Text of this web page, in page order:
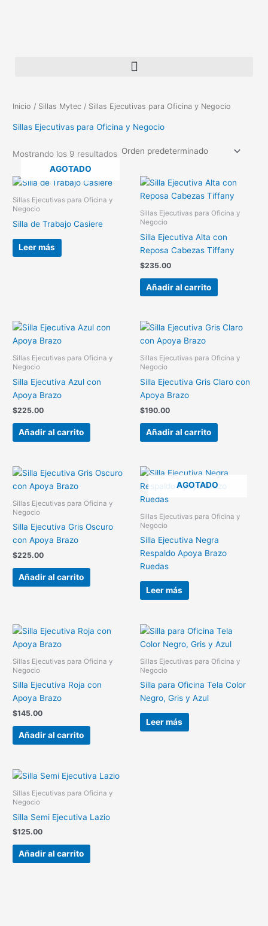
Inicio / Sillas Mytec / Sillas Ejecutivas para Oficina y Negocio
Sillas Ejecutivas para Oficina y Negocio
Mostrando los 9 resultados
AGOTADO
Sillas Ejecutivas para Oficina y
Negocio
Silla de Trabajo Casiere
Leer más
Sillas Ejecutivas para Oficina y
Negocio
Silla Ejecutiva Alta con
Reposa Cabezas Tiffany
$235.00
Añadir al carrito
Sillas Ejecutivas para Oficina y
Negocio
Silla Ejecutiva Azul con
Apoya Brazo
$225.00
Añadir al carrito
Sillas Ejecutivas para Oficina y
Negocio
Silla Ejecutiva Gris Claro con
Apoya Brazo
$190.00
Añadir al carrito
Sillas Ejecutivas para Oficina y
Negocio
Silla Ejecutiva Gris Oscuro
con Apoya Brazo
$225.00
Añadir al carrito
AGOTADO
Sillas Ejecutivas para Oficina y
Negocio
Silla Ejecutiva Negra
Respaldo Apoya Brazo
Ruedas
Leer más
Sillas Ejecutivas para Oficina y
Negocio
Silla Ejecutiva Roja con
Apoya Brazo
$145.00
Añadir al carrito
Sillas Ejecutivas para Oficina y
Negocio
Silla para Oficina Tela Color
Negro, Gris y Azul
Leer más
Sillas Ejecutivas para Oficina y
Negocio
Silla Semi Ejecutiva Lazio
$125.00
Añadir al carrito